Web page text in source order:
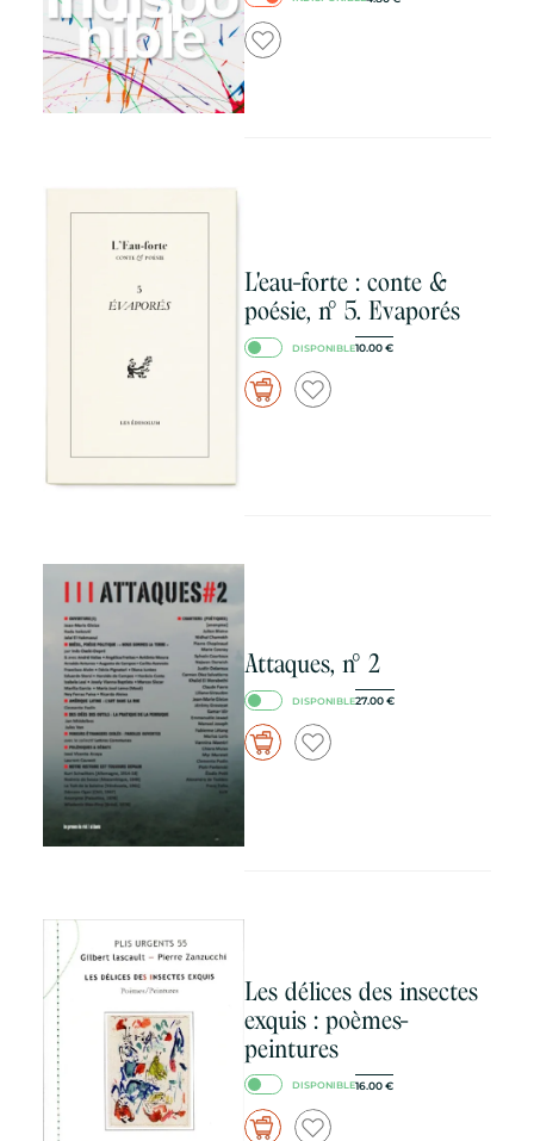
L'eau-forte : conte &
poésie, n° 5. Evaporés
DISPONIBLE10.00 €
Attaques, n° 2
DISPONIBLE27.00 €
Les délices des insectes
exquis : poèmes-
peintures
DISPONIBLE16.00 €